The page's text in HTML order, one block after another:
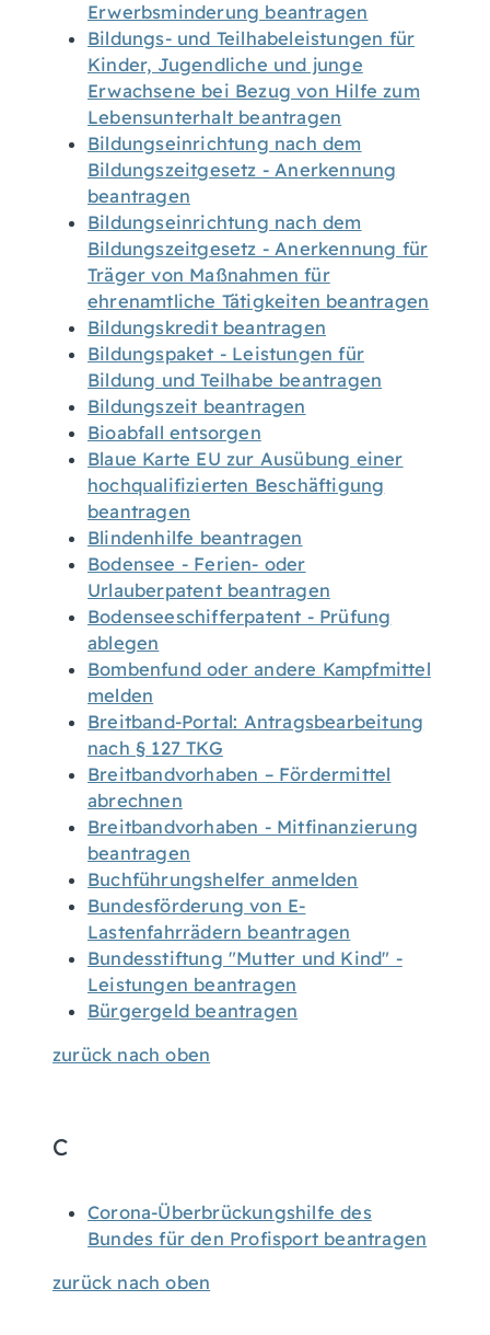
Erwerbsminderung beantragen
Bildungs- und Teilhabeleistungen für
Kinder, Jugendliche und junge
Erwachsene bei Bezug von Hilfe zum
Lebensunterhalt beantragen
Bildungseinrichtung nach dem
Bildungszeitgesetz - Anerkennung
beantragen
Bildungseinrichtung nach dem
Bildungszeitgesetz - Anerkennung für
Träger von Maßnahmen für
ehrenamtliche Tätigkeiten beantragen
Bildungskredit beantragen
Bildungspaket - Leistungen für
Bildung und Teilhabe beantragen
Bildungszeit beantragen
Bioabfall entsorgen
Blaue Karte EU zur Ausübung einer
hochqualifizierten Beschäftigung
beantragen
Blindenhilfe beantragen
Bodensee - Ferien- oder
Urlauberpatent beantragen
Bodenseeschifferpatent - Prüfung
ablegen
Bombenfund oder andere Kampfmittel
melden
Breitband-Portal: Antragsbearbeitung
nach § 127 TKG
Breitbandvorhaben – Fördermittel
abrechnen
Breitbandvorhaben - Mitfinanzierung
beantragen
Buchführungshelfer anmelden
Bundesförderung von E-
Lastenfahrrädern beantragen
Bundesstiftung "Mutter und Kind" -
Leistungen beantragen
Bürgergeld beantragen
zurück nach oben
C
Corona-Überbrückungshilfe des
Bundes für den Profisport beantragen
zurück nach oben